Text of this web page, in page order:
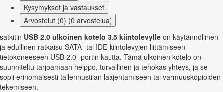
Kysymykset ja vastaukset
Arvostelut (0) (0 arvostelua)
satkitin USB 2.0 ulkoinen kotelo 3.5 kiintolevylle on käytännöllinen
ja edullinen ratkaisu SATA- tai IDE-kiintolevyjen liittämiseen
tietokoneeseen USB 2.0 -portin kautta. Tämä ulkoinen kotelo on
suunniteltu tarjoamaan helppo, turvallinen ja tehokas yhteys, ja se
sopii erinomaisesti tallennustilan laajentamiseen tai varmuuskopioiden
tekemiseen.